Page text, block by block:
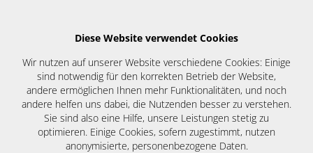
Diese Website verwendet Cookies
Wir nutzen auf unserer Website verschiedene Cookies: Einige
sind notwendig für den korrekten Betrieb der Website,
andere ermöglichen Ihnen mehr Funktionalitäten, und noch
andere helfen uns dabei, die Nutzenden besser zu verstehen.
Sie sind also eine Hilfe, unsere Leistungen stetig zu
optimieren. Einige Cookies, sofern zugestimmt, nutzen
anonymisierte, personenbezogene Daten.